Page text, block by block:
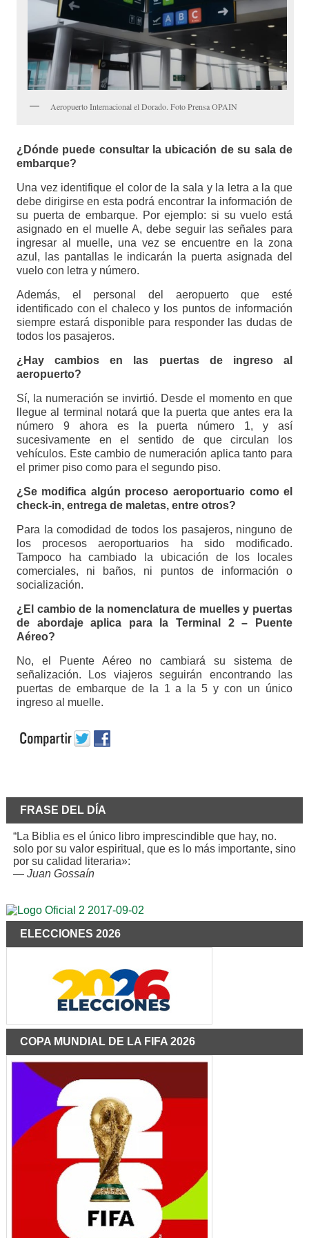
Aeropuerto Internacional el Dorado. Foto Prensa OPAIN
¿Dónde puede consultar la ubicación de su sala de
embarque?
Una vez identifique el color de la sala y la letra a la que
debe dirigirse en esta podrá encontrar la información de
su puerta de embarque. Por ejemplo: si su vuelo está
asignado en el muelle A, debe seguir las señales para
ingresar al muelle, una vez se encuentre en la zona
azul, las pantallas le indicarán la puerta asignada del
vuelo con letra y número.
Además, el personal del aeropuerto que esté
identificado con el chaleco y los puntos de información
siempre estará disponible para responder las dudas de
todos los pasajeros.
¿Hay cambios en las puertas de ingreso al
aeropuerto?
Sí, la numeración se invirtió. Desde el momento en que
llegue al terminal notará que la puerta que antes era la
número 9 ahora es la puerta número 1, y así
sucesivamente en el sentido de que circulan los
vehículos. Este cambio de numeración aplica tanto para
el primer piso como para el segundo piso.
¿Se modifica algún proceso aeroportuario como el
check-in, entrega de maletas, entre otros?
Para la comodidad de todos los pasajeros, ninguno de
los procesos aeroportuarios ha sido modificado.
Tampoco ha cambiado la ubicación de los locales
comerciales, ni baños, ni puntos de información o
socialización.
¿El cambio de la nomenclatura de muelles y puertas
de abordaje aplica para la Terminal 2 – Puente
Aéreo?
No, el Puente Aéreo no cambiará su sistema de
señalización. Los viajeros seguirán encontrando las
puertas de embarque de la 1 a la 5 y con un único
ingreso al muelle.
FRASE DEL DÍA
“La Biblia es el único libro imprescindible que hay, no.
solo por su valor espiritual, que es lo más importante, sino
por su calidad literaria»:
— Juan Gossaín
ELECCIONES 2026
COPA MUNDIAL DE LA FIFA 2026